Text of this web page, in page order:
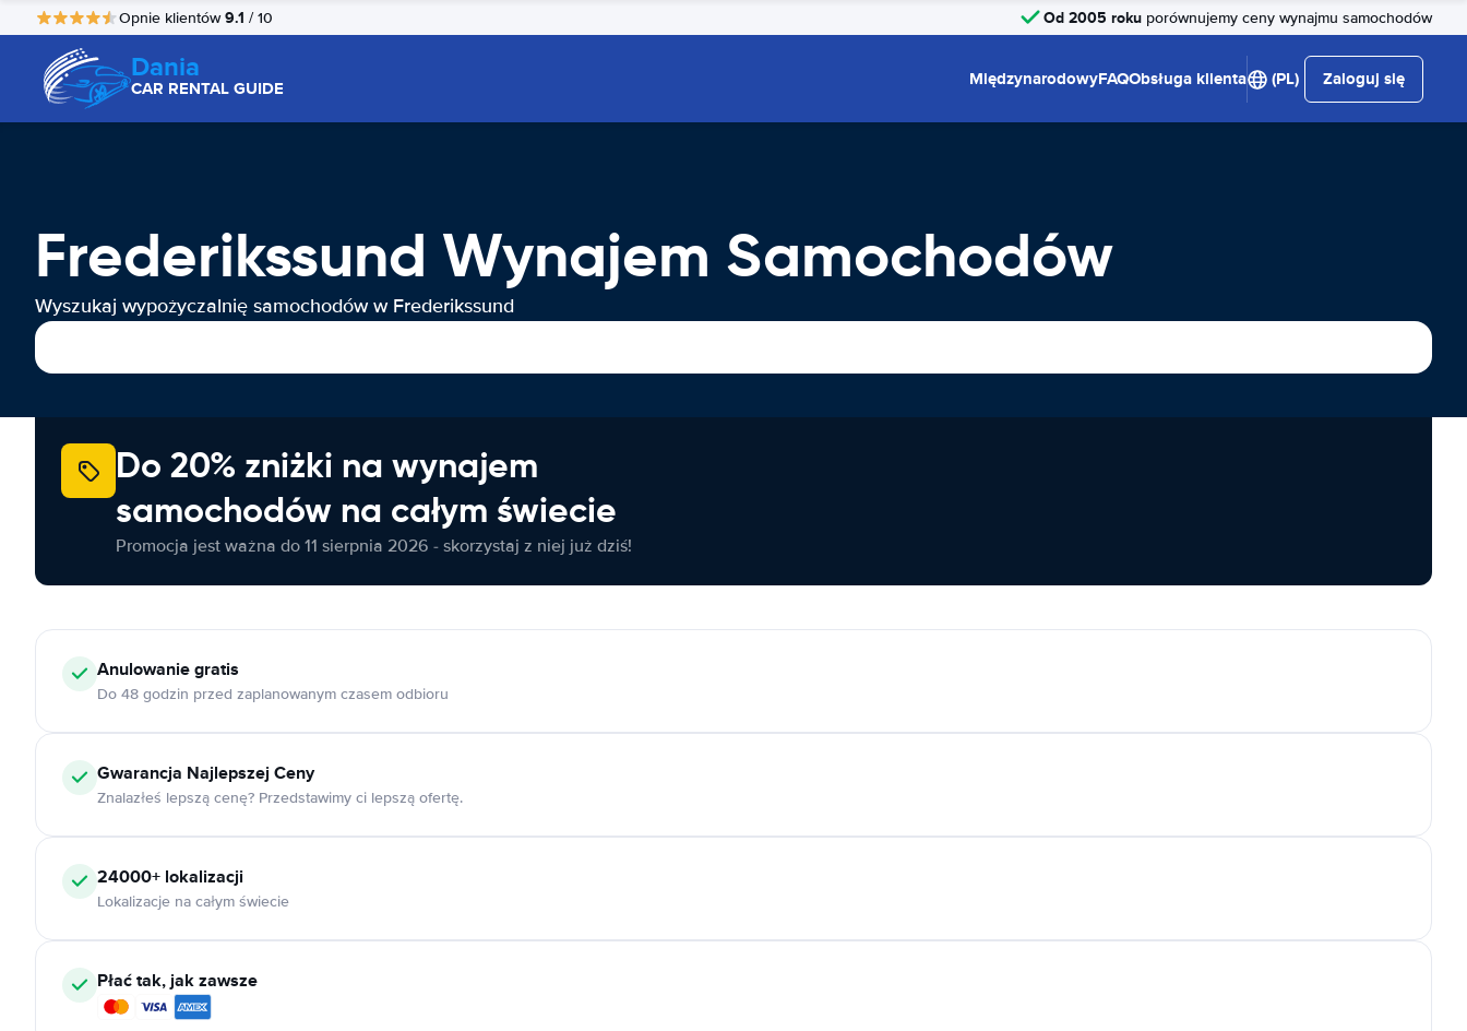
Opnie klientów9.1 / 10 Od 2005 roku porównujemy ceny wynajmu samochodów
Dania
CAR RENTAL GUIDE MiędzynarodowyFAQObsługa klienta (PL) Zaloguj się
Frederikssund Wynajem Samochodów
Wyszukaj wypożyczalnię samochodów w Frederikssund
Do 20% zniżki na wynajem
samochodów na całym świecie
Promocja jest ważna do 11 sierpnia 2026 - skorzystaj z niej już dziś!
Anulowaniegratis
Do 48 godzin przed zaplanowanym czasem odbioru
Gwarancja Najlepszej Ceny
Znalazłeś lepszą cenę? Przedstawimy ci lepszą ofertę.
24000+ lokalizacji
Lokalizacje na całym świecie
Płać tak, jak zawsze